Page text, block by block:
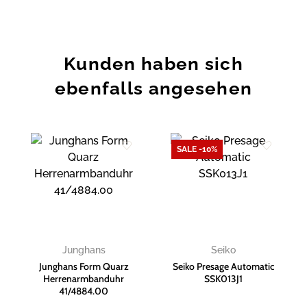
Kunden haben sich
ebenfalls angesehen
Zur
Wunschliste
hinzufügen
Junghans
Junghans Form Quarz
Herrenarmbanduhr
41/4884.00
SALE -10%
Wunschliste
Seiko
Seiko Presage Automatic
SSK013J1